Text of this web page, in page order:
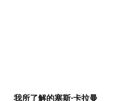
我所了解的塞斯·卡拉曼